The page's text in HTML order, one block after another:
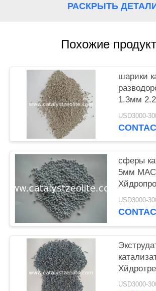
РАСКРЫТЬ
Похожие
шарики
1.3мм
НК10-
сферы
5мм